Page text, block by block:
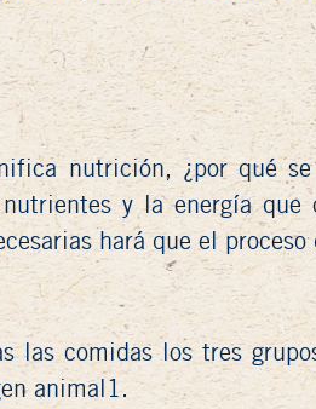
nutrición, ¿por qué
y la energía que
hará que el
comidas los tres
animal1.